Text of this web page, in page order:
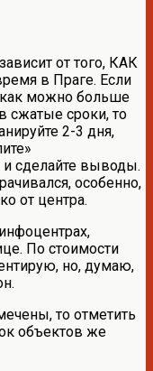
от того, КАК
в Праге. Если
как можно больше
сжатые сроки, то
2-3 дня,
и сделайте выводы.
особенно,
от центра.
По стоимости
но, думаю,
то отметить
объектов же